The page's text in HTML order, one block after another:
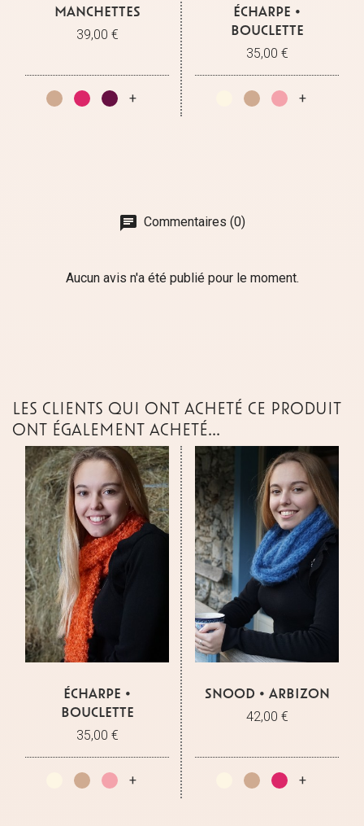
MANCHETTES
39,00 €
ÉCHARPE •
BOUCLETTE
35,00 €
chat Commentaires (0)
Aucun avis n'a été publié pour le moment.
LES CLIENTS QUI ONT ACHETÉ CE PRODUIT
ONT ÉGALEMENT ACHETÉ...
ÉCHARPE •
BOUCLETTE
35,00 €
SNOOD • ARBIZON
42,00 €